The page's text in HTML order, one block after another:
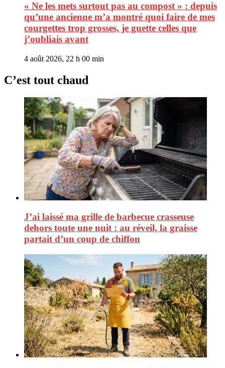
« Ne les mets surtout pas au compost » : depuis
qu’une ancienne m’a montré quoi faire de mes
courgettes trop grosses, je guette celles que
j’oubliais avant
4 août 2026, 22 h 00 min
C’est tout chaud
J’ai laissé ma grille de barbecue crasseuse
dehors toute une nuit : au réveil, la graisse
partait d’un coup de chiffon